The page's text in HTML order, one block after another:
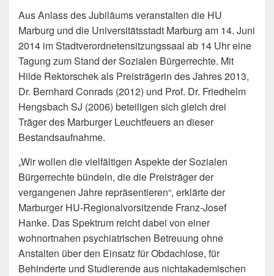
Aus Anlass des Jubiläums veranstalten die HU
Marburg und die Universitätsstadt Marburg am 14. Juni
2014 im Stadtverordnetensitzungssaal ab 14 Uhr eine
Tagung zum Stand der Sozialen Bürgerrechte. Mit
Hilde Rektorschek als Preisträgerin des Jahres 2013,
Dr. Bernhard Conrads (2012) und Prof. Dr. Friedhelm
Hengsbach SJ (2006) beteiligen sich gleich drei
Träger des Marburger Leuchtfeuers an dieser
Bestandsaufnahme.
„Wir wollen die vielfältigen Aspekte der Sozialen
Bürgerrechte bündeln, die die Preisträger der
vergangenen Jahre repräsentieren“, erklärte der
Marburger HU-Regionalvorsitzende Franz-Josef
Hanke. Das Spektrum reicht dabei von einer
wohnortnahen psychiatrischen Betreuung ohne
Anstalten über den Einsatz für Obdachlose, für
Behinderte und Studierende aus nichtakademischen